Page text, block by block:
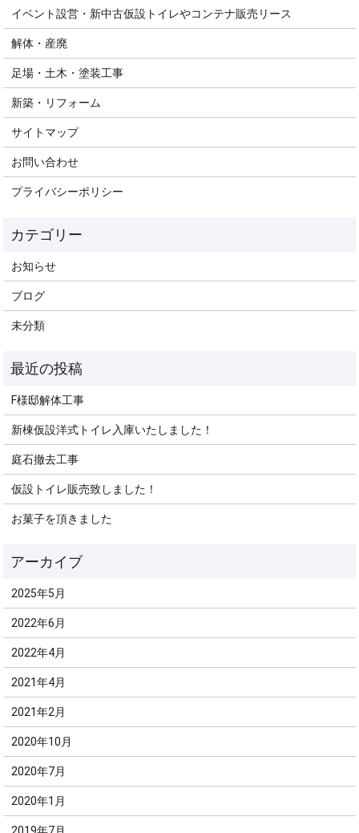
イベント設営・新中古仮設トイレやコンテナ販売リース
解体・産廃
足場・土木・塗装工事
新築・リフォーム
サイトマップ
お問い合わせ
プライバシーポリシー
お知らせ
ブログ
未分類
F様邸解体工事
新棟仮設洋式トイレ入庫いたしました！
庭石撤去工事
仮設トイレ販売致しました！
お菓子を頂きました
2025年5月
2022年6月
2022年4月
2021年4月
2021年2月
2020年10月
2020年7月
2020年1月